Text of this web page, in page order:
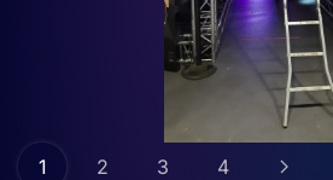
1 2 3 4